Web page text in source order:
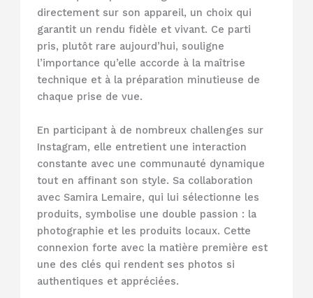
directement sur son appareil, un choix qui
garantit un rendu fidèle et vivant. Ce parti
pris, plutôt rare aujourd’hui, souligne
l’importance qu’elle accorde à la maîtrise
technique et à la préparation minutieuse de
chaque prise de vue.
En participant à de nombreux challenges sur
Instagram, elle entretient une interaction
constante avec une communauté dynamique
tout en affinant son style. Sa collaboration
avec Samira Lemaire, qui lui sélectionne les
produits, symbolise une double passion : la
photographie et les produits locaux. Cette
connexion forte avec la matière première est
une des clés qui rendent ses photos si
authentiques et appréciées.